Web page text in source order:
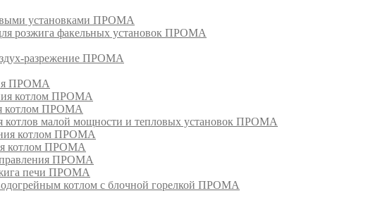
установками ПРОМА
розжига факельных установок ПРОМА
разрежение ПРОМА
ПРОМА
котлом ПРОМА
котлом ПРОМА
малой мощности и тепловых установок ПРОМА
котлом ПРОМА
котлом ПРОМА
ПРОМА
печи ПРОМА
котлом с блочной горелкой ПРОМА